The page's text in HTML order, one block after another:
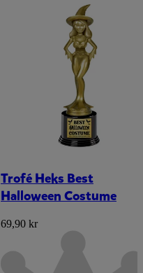
Trofé Heks Best
Halloween Costume
69,90 kr